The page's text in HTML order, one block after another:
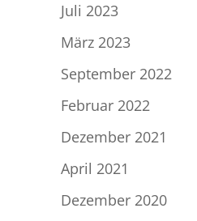
Juli 2023
März 2023
September 2022
Februar 2022
Dezember 2021
April 2021
Dezember 2020